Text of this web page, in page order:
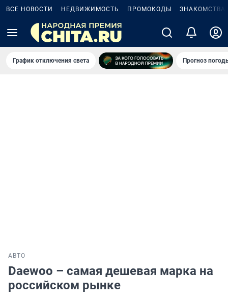
ВСЕ НОВОСТИ НЕДВИЖИМОСТЬ ПРОМОКОДЫ ЗНАКОМСТВА
График отключения света Прогноз
АВТО
Daewoo – самая дешевая марка на
российском рынке